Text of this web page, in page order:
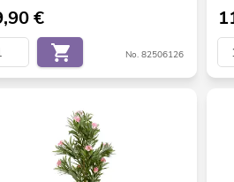
€
No. 82506126